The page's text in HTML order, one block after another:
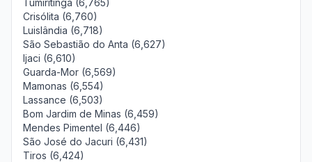
Tumiritinga (6,765)
Crisólita (6,760)
Luislândia (6,718)
São Sebastião do Anta (6,627)
Ijaci (6,610)
Guarda-Mor (6,569)
Mamonas (6,554)
Lassance (6,503)
Bom Jardim de Minas (6,459)
Mendes Pimentel (6,446)
São José do Jacuri (6,431)
Tiros (6,424)